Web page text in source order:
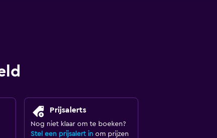
Prijsalerts
Nog niet klaar om te boeken?
Stel een prijsalert inom prijzen